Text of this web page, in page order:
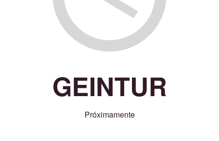
GEINTUR
Próximamente